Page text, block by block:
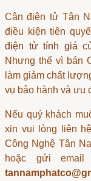
Cân điện tử Tân
điều kiện tiên
điện tử tính giá
Nhưng thể vì bán
làm giảm chất
vụ bảo hành và ưu
Nếu quý khách
xin vui lòng liên
Công Nghệ Tân
hoặc gửi